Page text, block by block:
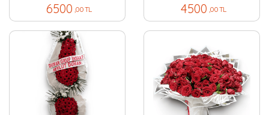
6500 ,00 TL 4500 ,00 TL